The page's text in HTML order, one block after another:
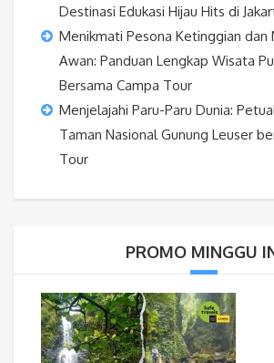
Destinasi Edukasi Hijau Hits di
Menikmati Pesona Ketinggian dan
Awan: Panduan Lengkap Wisata
Bersama Campa Tour
Menjelajahi Paru-Paru Dunia:
Taman Nasional Gunung Leuser
Tour
PROMO MINGGU